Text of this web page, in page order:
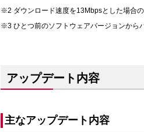
ダウンロード速度を13Mbpsとした場合の
ひとつ前のソフトウェアバージョンから
アップデート内容
主なアップデート内容